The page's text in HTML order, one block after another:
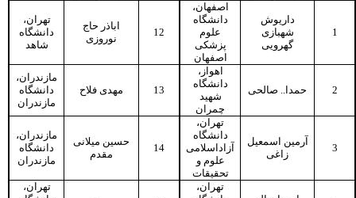
1
داریوش
شهبازی
گهرویی
اصفهان،
دانشگاه
علوم
پزشکی
اصفهان
12
اباذر حاج
نوروزی
تهران،
دانشگاه
شاهد
2 حمدا.. صالحی
اهواز،
دانشگاه
شهید
چمران
13 مهدی فلاح
مازندران،
دانشگاه
مازندران
3
آرمین اسمعیل
زاغی
تهران،
دانشگاه
آزاداسلامی
علوم و
تحقیقات
14
حسین میلانی
مقدم
مازندران،
دانشگاه
مازندران
تهران،
تهران،